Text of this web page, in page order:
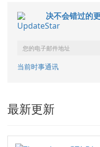
决不会错过的
当前时事通讯
最新更新